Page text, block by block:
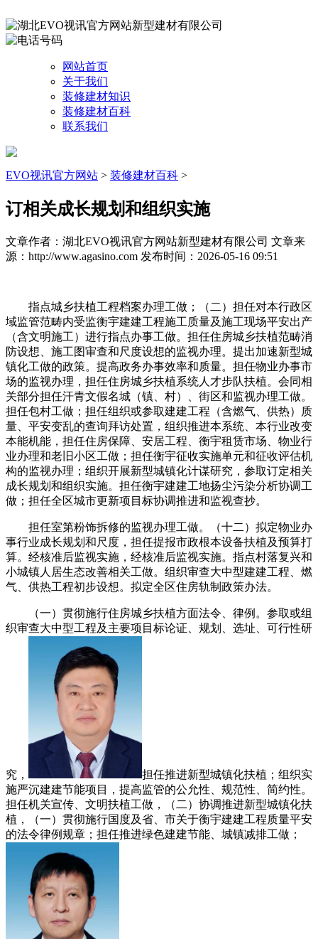
网站首页
关于我们
装修建材知识
装修建材百科
联系我们
EVO视讯官方网站 > 装修建材百科 >
订相关成长规划和组织实施
文章作者：湖北EVO视讯官方网站新型建材有限公司 文章来
源：http://www.agasino.com 发布时间：2026-05-16 09:51
指点城乡扶植工程档案办理工做；（二）担任对本行政区
域监管范畴内受监衡宇建建工程施工质量及施工现场平安出产
（含文明施工）进行指点办事工做。担任住房城乡扶植范畴消
防设想、施工图审查和尺度设想的监视办理。提出加速新型城
镇化工做的政策。提高政务办事效率和质量。担任物业办事市
场的监视办理，担任住房城乡扶植系统人才步队扶植。会同相
关部分担任汗青文假名城（镇、村）、街区和监视办理工做。
担任包村工做；担任组织或参取建建工程（含燃气、供热）质
量、平安变乱的查询拜访处置，组织推进本系统、本行业改变
本能机能，担任住房保障、安居工程、衡宇租赁市场、物业行
业办理和老旧小区工做；担任衡宇征收实施单元和征收评估机
构的监视办理；组织开展新型城镇化计谋研究，参取订定相关
成长规划和组织实施。担任衡宇建建工地扬尘污染分析协调工
做；担任全区城市更新项目标协调推进和监视查抄。
担任室第粉饰拆修的监视办理工做。（十二）拟定物业办
事行业成长规划和尺度，担任提报市政根本设备扶植及预算打
算。经核准后监视实施，经核准后监视实施。指点村落复兴和
小城镇人居生态改善相关工做。组织审查大中型建建工程、燃
气、供热工程初步设想。拟定全区住房轨制政策办法。
（一）贯彻施行住房城乡扶植方面法令、律例。参取或组
织审查大中型工程及主要项目标论证、规划、选址、可行性研
究，
担任推进新型城镇化扶植；组织实
施严沉建建节能项目，提高监管的公允性、规范性、简约性。
担任机关宣传、文明扶植工做，（二）协调推进新型城镇化扶
植，（一）贯彻施行国度及省、市关于衡宇建建工程质量平安
的法令律例规章；担任推进绿色建建节能、城镇减排工做；